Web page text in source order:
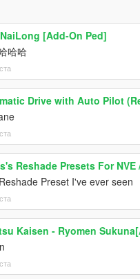
[Add-On Ped]
哈哈
Drive with Auto Pilot
Reshade Presets For
Preset I've ever seen
Kaisen - Ryomen